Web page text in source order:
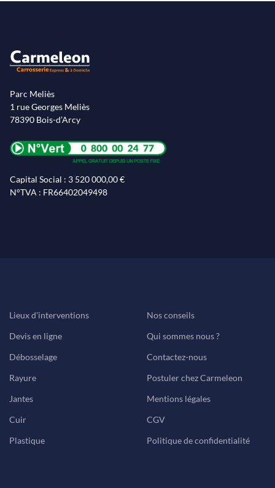
Parc Meliès
1 rue Georges Meliès
78390 Bois-d’Arcy
Capital Social : 3 520 000,00 €
N°TVA : FR66402049498
Lieux d'interventions
Devis en ligne
Débosselage
Rayure
Jantes
Cuir
Plastique
Nos conseils
Qui sommes nous ?
Contactez-nous
Postuler chez Carmeleon
Mentions légales
CGV
Politique de confidentialité